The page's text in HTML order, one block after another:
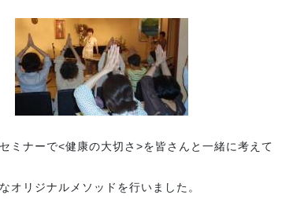
ミナーで<健康の大切さ>を皆さんと一緒に考えて
オリジナルメソッドを行いました。